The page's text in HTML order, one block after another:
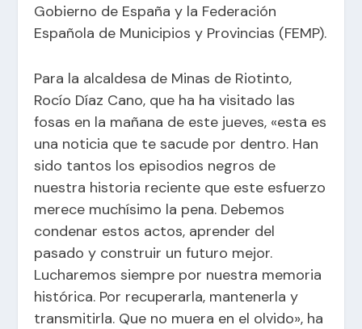
Gobierno de España y la Federación
Española de Municipios y Provincias (FEMP).
Para la alcaldesa de Minas de Riotinto,
Rocío Díaz Cano, que ha ha visitado las
fosas en la mañana de este jueves, «esta es
una noticia que te sacude por dentro. Han
sido tantos los episodios negros de
nuestra historia reciente que este esfuerzo
merece muchísimo la pena. Debemos
condenar estos actos, aprender del
pasado y construir un futuro mejor.
Lucharemos siempre por nuestra memoria
histórica. Por recuperarla, mantenerla y
transmitirla. Que no muera en el olvido», ha